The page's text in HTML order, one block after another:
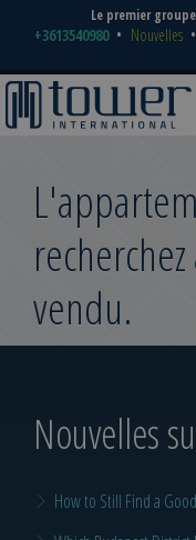
Le premier
+3613540980 Nouvelles
vendu.
Nouvelles
How to Still Find a